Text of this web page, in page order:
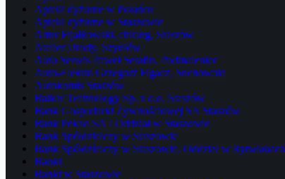
Apteki dyżurne w Połańcu
Apteki dyżurne w Staszowie
Artur Fijałkowski, chirurg, Staszów
Atelier Urody, Szydłów
Auto Serwis Paweł Serafin, Podmaleniec
Auto-Elektro Grzegorz Figacz, Suchowola
Autokomis Staszów
Balkar Technology Sp. z o.o. Staszów
Bank Gospodarki Żywnościowej SA Staszów
Bank Pekao SA I Oddział w Staszowie
Bank Spółdzielczy w Staszowie
Bank Spółdzielczy w Staszowie. Oddział w Rytwianach
Banki
Banki w Staszowie